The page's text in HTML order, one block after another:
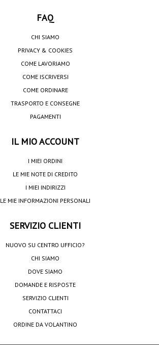
FAQ
CHI SIAMO
PRIVACY & COOKIES
COME LAVORIAMO
COME ISCRIVERSI
COME ORDINARE
TRASPORTO E CONSEGNE
PAGAMENTI
IL MIO ACCOUNT
I MIEI ORDINI
LE MIE NOTE DI CREDITO
I MIEI INDIRIZZI
LE MIE INFORMAZIONI PERSONALI
SERVIZIO CLIENTI
NUOVO SU CENTRO UFFICIO?
CHI SIAMO
DOVE SIAMO
DOMANDE E RISPOSTE
SERVIZIO CLIENTI
CONTATTACI
ORDINE DA VOLANTINO